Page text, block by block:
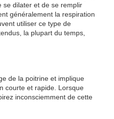
se dilater et de se remplir
généralement la respiration
utiliser ce type de
la plupart du temps,
de la poitrine et implique
courte et rapide. Lorsque
inconsciemment de cette